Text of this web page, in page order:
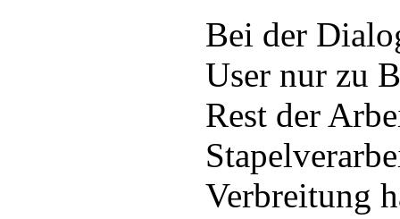
Bei der
User nur zu
Rest der
Verbreitung